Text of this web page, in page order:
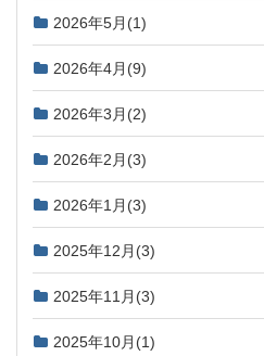
2026年5月 (1)
2026年4月 (9)
2026年3月 (2)
2026年2月 (3)
2026年1月 (3)
2025年12月 (3)
2025年11月 (3)
2025年10月 (1)